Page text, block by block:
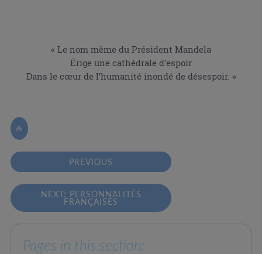
« Le nom même du Président Mandela
Érige une cathédrale d’espoir
Dans le cœur de l’humanité inondé de désespoir. »

PREVIOUS
NEXT: PERSONNALITÉS
FRANÇAISES
Pages in this section: